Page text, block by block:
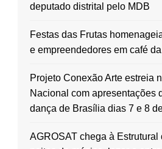
deputado distrital pelo MDB
Festas das Frutas
e empreendedores em café
Projeto Conexão Arte estreia
Nacional com apresentações
dança de Brasília dias 7 e 8
AGROSAT chega à Estrutural